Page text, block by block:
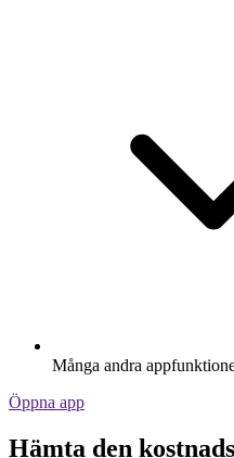
Många andra
Öppna app
Hämta den